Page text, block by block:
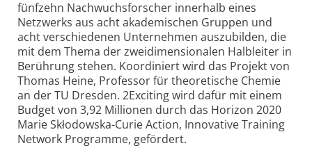
fünfzehn Nachwuchs­forscher innerhalb eines
Netzwerks aus acht akademischen Gruppen und
acht verschiedenen Unternehmen auszubilden, die
mit dem Thema der zwei­dimensionalen Halbleiter in
Berührung stehen. Koordiniert wird das Projekt von
Thomas Heine, Professor für theoretische Chemie
an der TU Dresden. 2Exciting wird dafür mit einem
Budget von 3,92 Millionen durch das Horizon 2020
Marie Skłodowska-Curie Action, Innovative Training
Network Programme, gefördert.